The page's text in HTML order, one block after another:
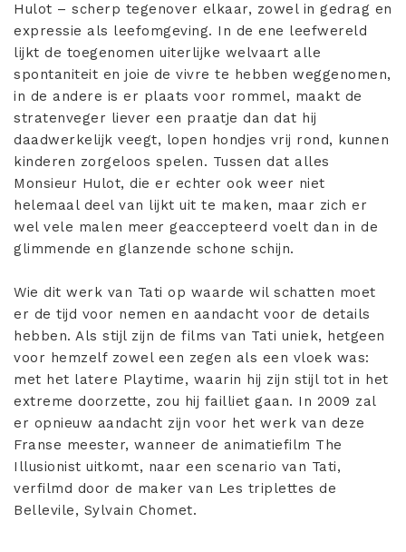
Hulot – scherp tegenover elkaar, zowel in gedrag en
expressie als leefomgeving. In de ene leefwereld
lijkt de toegenomen uiterlijke welvaart alle
spontaniteit en joie de vivre te hebben weggenomen,
in de andere is er plaats voor rommel, maakt de
stratenveger liever een praatje dan dat hij
daadwerkelijk veegt, lopen hondjes vrij rond, kunnen
kinderen zorgeloos spelen. Tussen dat alles
Monsieur Hulot, die er echter ook weer niet
helemaal deel van lijkt uit te maken, maar zich er
wel vele malen meer geaccepteerd voelt dan in de
glimmende en glanzende schone schijn.
Wie dit werk van Tati op waarde wil schatten moet
er de tijd voor nemen en aandacht voor de details
hebben. Als stijl zijn de films van Tati uniek, hetgeen
voor hemzelf zowel een zegen als een vloek was:
met het latere Playtime, waarin hij zijn stijl tot in het
extreme doorzette, zou hij failliet gaan. In 2009 zal
er opnieuw aandacht zijn voor het werk van deze
Franse meester, wanneer de animatiefilm The
Illusionist uitkomt, naar een scenario van Tati,
verfilmd door de maker van Les triplettes de
Bellevile, Sylvain Chomet.